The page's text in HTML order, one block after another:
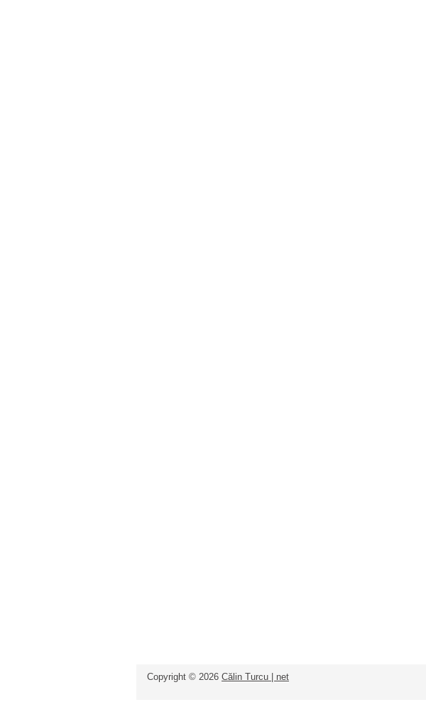
Copyright © 2026 Călin Turcu | net